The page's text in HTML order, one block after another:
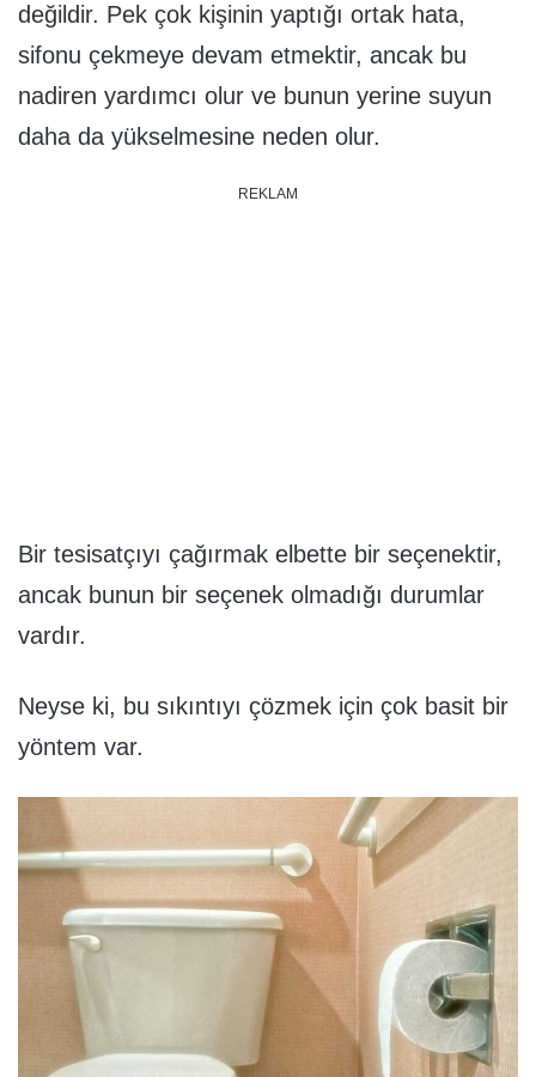
değildir. Pek çok kişinin yaptığı ortak hata,
sifonu çekmeye devam etmektir, ancak bu
nadiren yardımcı olur ve bunun yerine suyun
daha da yükselmesine neden olur.
REKLAM
Bir tesisatçıyı çağırmak elbette bir seçenektir,
ancak bunun bir seçenek olmadığı durumlar
vardır.
Neyse ki, bu sıkıntıyı çözmek için çok basit bir
yöntem var.